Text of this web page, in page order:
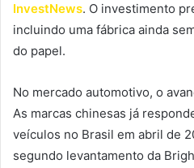
InvestNews. O investimento
incluindo uma fábrica ainda
do papel.
No mercado automotivo, o
As marcas chinesas já
veículos no Brasil em abril de
segundo levantamento da